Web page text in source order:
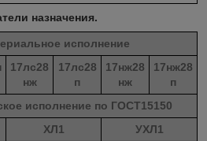
назначения.
исполнение
17лс28
нж
17лс28
п
17нж28
нж
17нж28
п
исполнение по ГОСТ15150
ХЛ1 УХЛ1